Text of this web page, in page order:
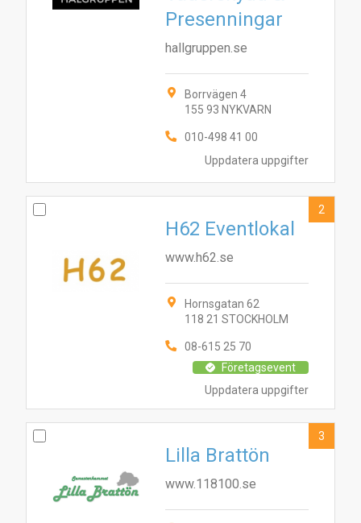
Uppdatera uppgifter
Presenningar
hallgruppen.se
Borrvägen 4
155 93 NYKVARN
010-498 41 00
Uppdatera uppgifter
H62 Eventlokal
www.h62.se
Hornsgatan 62
118 21 STOCKHOLM
08-615 25 70
Företagsevent
2
Lilla Brattön
www.118100.se
3